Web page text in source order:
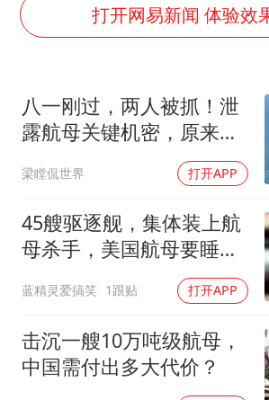
上海全力守护
猫咪过火把节
宝妈给四胞胎
BLG经理辟谣
打开网易新闻 体验效
八一刚过，两人被抓！泄
露航母关键机密，原来间
梁瞠侃世界 打开APP
45艘驱逐舰，集体装上航
母杀手，美国航母要睡不
蓝精灵爱搞笑 1跟贴 打开APP
击沉一艘10万吨级航母，
中国需付出多大代价？